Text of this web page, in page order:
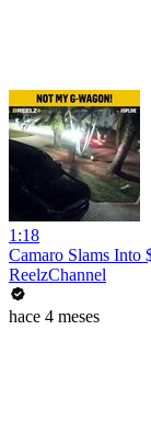
1:18
Camaro Slams Into
ReelzChannel
hace 4 meses